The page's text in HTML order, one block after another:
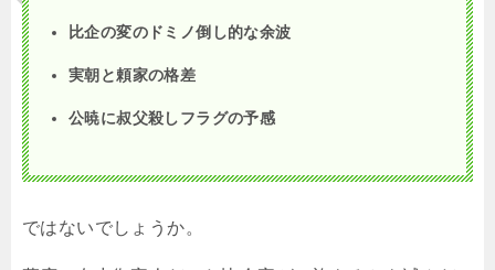
比企の変のドミノ倒し的な余波
実朝と頼家の格差
公暁に叔父殺しフラグの予感
ではないでしょうか。